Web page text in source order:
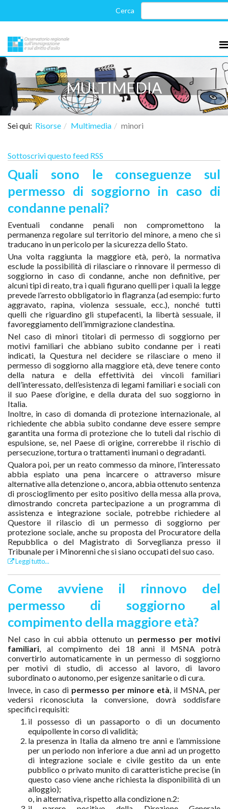
MULTIMEDIA
Sei qui: Risorse Multimedia minori
Sottoscrivi questo feed RSS
Quali sono le conseguenze sul
permesso di soggiorno in caso di
condanne penali?
Eventuali condanne penali non compromettono la
permanenza regolare sul territorio del minore, a meno che si
traducano in un pericolo per la sicurezza dello Stato.
Una volta raggiunta la maggiore età, però, la normativa
esclude la possibilità di rilasciare o rinnovare il permesso di
soggiorno in caso di condanne, anche non definitive, per
alcuni tipi di reato, tra i quali figurano quelli per i quali la legge
prevede l’arresto obbligatorio in flagranza (ad esempio: furto
aggravato, rapina, violenza sessuale, ecc.), nonché tutti
quelli che riguardino gli stupefacenti, la libertà sessuale, il
favoreggiamento dell’immigrazione clandestina.
Nel caso di minori titolari di permesso di soggiorno per
motivi familiari che abbiano subito condanne per i reati
indicati, la Questura nel decidere se rilasciare o meno il
permesso di soggiorno alla maggiore età, deve tenere conto
della natura e della effettività dei vincoli familiari
dell’interessato, dell’esistenza di legami familiari e sociali con
il suo Paese d’origine, e della durata del suo soggiorno in
Italia.
Inoltre, in caso di domanda di protezione internazionale, al
richiedente che abbia subito condanne deve essere sempre
garantita una forma di protezione che lo tuteli dal rischio di
espulsione, se, nel Paese di origine, correrebbe il rischio di
persecuzione, tortura o trattamenti inumani o degradanti.
Qualora poi, per un reato commesso da minore, l’interessato
abbia espiato una pena incarcere o attraverso misure
alternative alla detenzione o, ancora, abbia ottenuto sentenza
di proscioglimento per esito positivo della messa alla prova,
dimostrando concreta partecipazione a un programma di
assistenza e integrazione sociale, potrebbe richiedere al
Questore il rilascio di un permesso di soggiorno per
protezione sociale, anche su proposta del Procuratore della
Repubblica o del Magistrato di Sorveglianza presso il
Tribunale per i Minorenni che si siano occupati del suo caso.
Leggi tutto...
Come avviene il rinnovo del
permesso di soggiorno al
compimento della maggiore età?
Nel caso in cui abbia ottenuto un permesso per motivi
familiari, al compimento dei 18 anni il MSNA potrà
convertirlo automaticamente in un permesso di soggiorno
per motivi di studio, di accesso al lavoro, di lavoro
subordinato o autonomo, per esigenze sanitarie o di cura.
Invece, in caso di permesso per minore età, il MSNA, per
vedersi riconosciuta la conversione, dovrà soddisfare
specifici requisiti:
il possesso di un passaporto o di un documento
equipollente in corso di validità;
la presenza in Italia da almeno tre anni e l’ammissione
per un periodo non inferiore a due anni ad un progetto
di integrazione sociale e civile gestito da un ente
pubblico o privato munito di caratteristiche precise (in
questo caso viene anche richiesta la disponibilità di un
alloggio);
o, in alternativa, rispetto alla condizione n.2: